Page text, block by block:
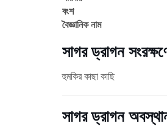
বংশ
বৈজ্ঞানিক নাম
সাগর ড্রাগন
হুমকির কাছা কাছি
সাগর ড্রাগন